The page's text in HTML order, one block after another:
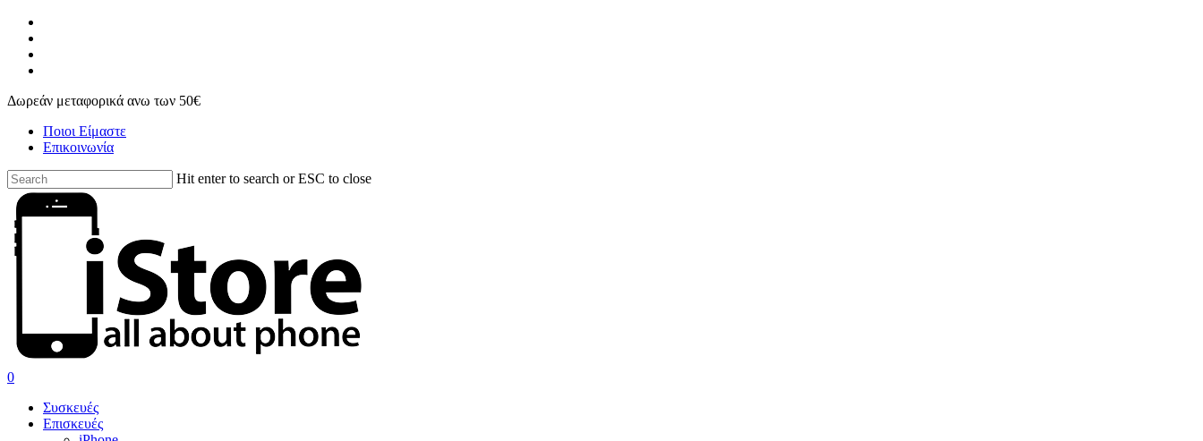
Skip
main
content
Δωρεάν μεταφορικά ανω των 50€
Ποιοι Είμαστε
Επικοινωνία
Hit enter to search or ESC to close
Close
Search
search
account
0
Συσκευές
Επισκευές